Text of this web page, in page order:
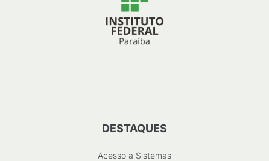
DESTAQUES
Acesso a Sistemas